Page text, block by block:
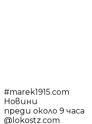
#marek1915.com
Новини
преди около 9 часа
@ lokostz.com